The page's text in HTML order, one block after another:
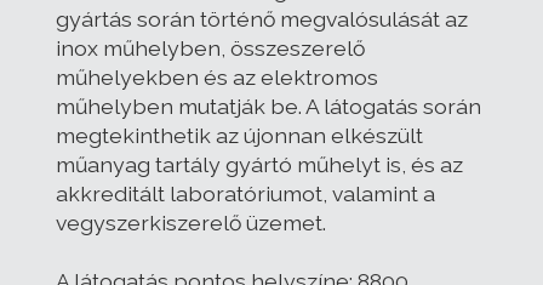
gyártás során történő megvalósulását az
inox műhelyben, összeszerelő
műhelyekben és az elektromos
műhelyben mutatják be. A látogatás során
megtekinthetik az újonnan elkészült
műanyag tartály gyártó műhelyt is, és az
akkreditált laboratóriumot, valamint a
vegyszerkiszerelő üzemet.